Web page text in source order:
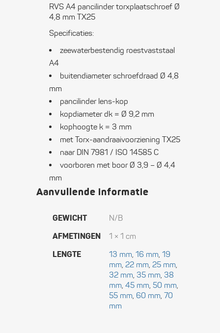
schroef
quantity
RVS A4 pancilinder torxplaatschroef Ø
4,8 mm TX25
Specificaties:
zeewaterbestendig roestvaststaal
A4
buitendiameter schroefdraad Ø 4,8
mm
pancilinder lens-kop
kopdiameter dk = Ø 9,2 mm
kophoogte k = 3 mm
met Torx-aandraaivoorziening TX25
naar DIN 7981 / ISO 14585 C
voorboren met boor Ø 3,9 – Ø 4,4
mm
Aanvullende informatie
GEWICHT N/B
AFMETINGEN 1 × 1 cm
LENGTE 13 mm, 16 mm, 19
mm, 22 mm, 25 mm,
32 mm, 35 mm, 38
mm, 45 mm, 50 mm,
55 mm, 60 mm, 70
mm